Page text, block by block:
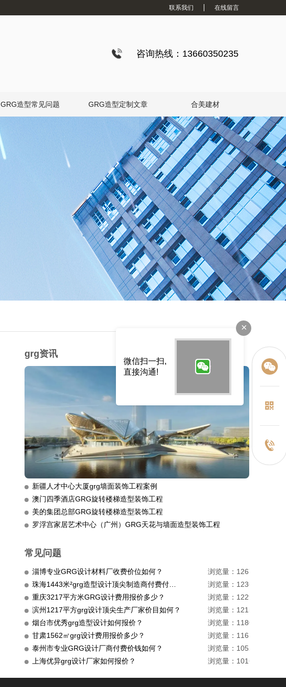
联系我们 在线留言
咨询热线：13660350235
GRG造型常见问题 GRG造型定制文章 合美建材
grg资讯
新疆人才中心大厦grg墙面装饰工程案例
澳门四季酒店GRG旋转楼梯造型装饰工程
美的集团总部GRG旋转楼梯造型装饰工程
罗浮宫家居艺术中心（广州）GRG天花与墙面造型装饰工程
常见问题
淄博专业GRG设计材料厂收费价位如何？
浏览量：1267
浏览量：1236
重庆3217平方米GRG设计费用报价多少？
浏览量：1229
滨州1217平方grg设计顶尖生产厂家价目如何？
浏览量：1215
烟台市优秀grg造型设计如何报价？
浏览量：1180
甘肃1562㎡grg设计费用报价多少？
浏览量：1161
泰州市专业GRG设计厂商付费价钱如何？
浏览量：1052
上海优异grg设计厂家如何报价？
浏览量：1016
×
微信扫一扫,
直接沟通!